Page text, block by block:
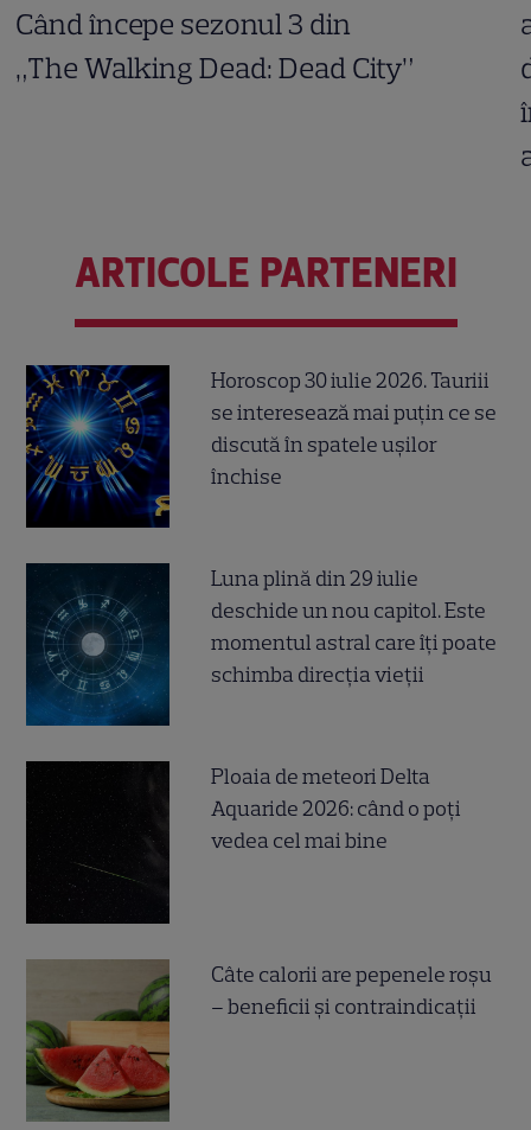
Când începe sezonul 3 din
„The Walking Dead: Dead City”
ARTICOLE PARTENERI
Horoscop 30 iulie 2026. Tauriii
se interesează mai puțin ce se
discută în spatele ușilor
închise
Luna plină din 29 iulie
deschide un nou capitol. Este
momentul astral care îți poate
schimba direcția vieții
Ploaia de meteori Delta
Aquaride 2026: când o poți
vedea cel mai bine
Câte calorii are pepenele roșu
– beneficii și contraindicații